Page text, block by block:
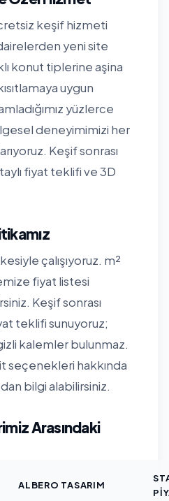
keşif hizmeti
yeni site
konut tiplerine aşina
uygun
yüzlerce
deneyimimizi her
Keşif sonrası
fiyat teklifi ve 3D
çalışıyoruz. m²
fiyat listesi
Keşif sonrası
teklifi sunuyoruz;
kalemler bulunmaz.
seçenekleri hakkında
bilgi alabilirsiniz.
Arasındaki
ALBERO TASARIM